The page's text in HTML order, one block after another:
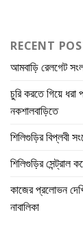
RECENT
আমবাড়ি রেলগেট
চুরি করতে গিয়ে
নকশালবাড়িতে
শিলিগুড়ির বিপ্লবী
শিলিগুড়ির সেন্ট্রাল
কাজের প্রলোভন
নাবালিকা